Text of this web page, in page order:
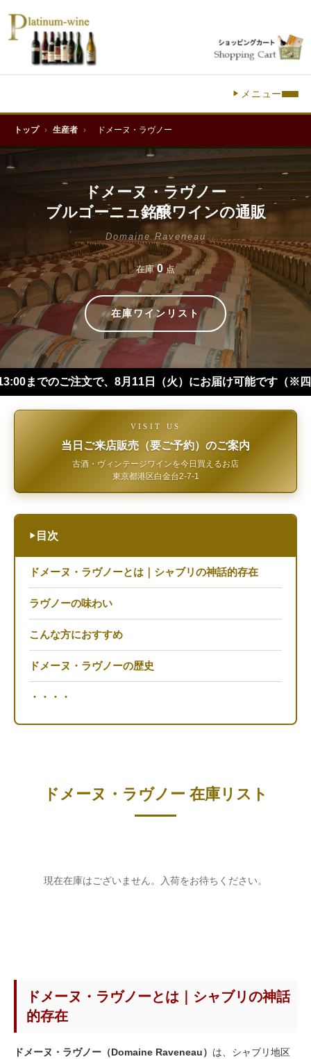
メニュー
トップ › 生産者 › ドメーヌ・ラヴノー
ドメーヌ・ラヴノー
ブルゴーニュ銘醸ワインの通販
Domaine Raveneau
在庫0 点
在庫ワインリスト
8月11日（火）にお届け可能です（※四国・中国・九州
VISIT US
当日ご来店販売（要ご予約）のご案内
古酒・ヴィンテージワインを今日買えるお店
東京都港区白金台2-7-1
▶ 目次
ドメーヌ・ラヴノーとは｜シャブリの神話的存在
ラヴノーの味わい
こんな方におすすめ
ドメーヌ・ラヴノーの歴史
・・・・
ドメーヌ・ラヴノー 在庫リスト
現在在庫はございません。入荷をお待ちください。
ドメーヌ・ラヴノーとは｜シャブリの神話
的存在
ドメーヌ・ラヴノー（Domaine Raveneau） は、シャブリ地区